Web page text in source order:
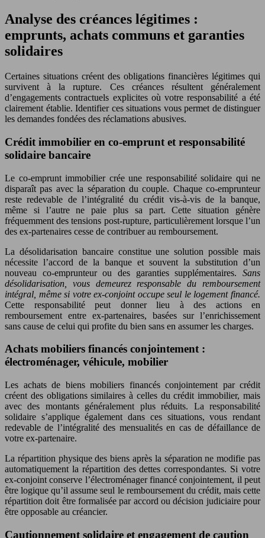
Analyse des créances légitimes :
emprunts, achats communs et garanties
solidaires
Certaines situations créent des obligations financières légitimes qui
survivent à la rupture. Ces créances résultent généralement
d’engagements contractuels explicites où votre responsabilité a été
clairement établie. Identifier ces situations vous permet de distinguer
les demandes fondées des réclamations abusives.
Crédit immobilier en co-emprunt et responsabilité
solidaire bancaire
Le co-emprunt immobilier crée une responsabilité solidaire qui ne
disparaît pas avec la séparation du couple. Chaque co-emprunteur
reste redevable de l’intégralité du crédit vis-à-vis de la banque,
même si l’autre ne paie plus sa part. Cette situation génère
fréquemment des tensions post-rupture, particulièrement lorsque l’un
des ex-partenaires cesse de contribuer au remboursement.
La désolidarisation bancaire constitue une solution possible mais
nécessite l’accord de la banque et souvent la substitution d’un
nouveau co-emprunteur ou des garanties supplémentaires. Sans
désolidarisation, vous demeurez responsable du remboursement
intégral, même si votre ex-conjoint occupe seul le logement financé.
Cette responsabilité peut donner lieu à des actions en
remboursement entre ex-partenaires, basées sur l’enrichissement
sans cause de celui qui profite du bien sans en assumer les charges.
Achats mobiliers financés conjointement :
électroménager, véhicule, mobilier
Les achats de biens mobiliers financés conjointement par crédit
créent des obligations similaires à celles du crédit immobilier, mais
avec des montants généralement plus réduits. La responsabilité
solidaire s’applique également dans ces situations, vous rendant
redevable de l’intégralité des mensualités en cas de défaillance de
votre ex-partenaire.
La répartition physique des biens après la séparation ne modifie pas
automatiquement la répartition des dettes correspondantes. Si votre
ex-conjoint conserve l’électroménager financé conjointement, il peut
être logique qu’il assume seul le remboursement du crédit, mais cette
répartition doit être formalisée par accord ou décision judiciaire pour
être opposable au créancier.
Cautionnement solidaire et engagement de caution